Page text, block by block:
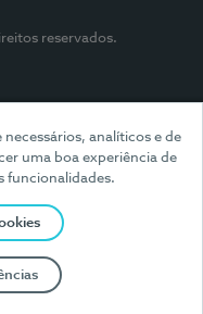
analíticos e de
uma boa experiência de
funcionalidades.
reservados.